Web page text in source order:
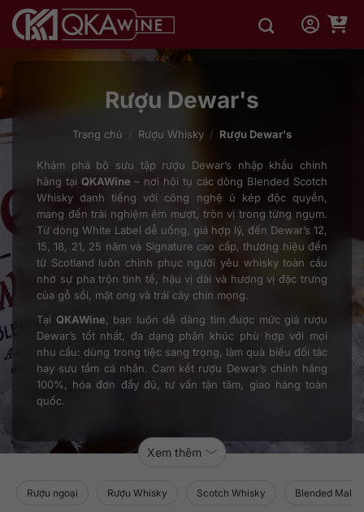
qua
Rượu Dewar's
Trang chủ Rượu Whisky / Rượu Dewar's
Khám phá bộ sưu tập rượu Dewar’s nhập khẩu chính
hãng tại QKAWine – nơi hội tụ các dòng Blended Scotch
Whisky danh tiếng với công nghệ ủ kép độc quyền,
mang đến trải nghiệm êm mượt, tròn vị trong từng ngụm.
Từ dòng White Label dễ uống, giá hợp lý, đến Dewar’s 12,
15, 18, 21, 25 năm và Signature cao cấp, thương hiệu đến
từ Scotland luôn chinh phục người yêu whisky toàn cầu
nhờ sự pha trộn tinh tế, hậu vị dài và hương vị đặc trưng
của gỗ sồi, mật ong và trái cây chín mọng.
Tại QKAWine , bạn luôn dễ dàng tìm được mức giá rượu
Dewar’s tốt nhất, đa dạng phân khúc phù hợp với mọi
nhu cầu: dùng trong tiệc sang trọng, làm quà biếu đối tác
hay sưu tầm cá nhân. Cam kết rượu Dewar’s chính hãng
100%, hóa đơn đầy đủ, tư vấn tận tâm, giao hàng toàn
quốc.
Xem thêm
Rượu ngoại Rượu Whisky Scotch Whisky Blended Malt